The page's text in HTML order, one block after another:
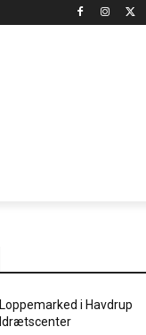
Loppemarked i Havdrup
Idrætscenter